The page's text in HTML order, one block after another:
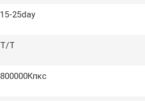
15-25day
T/T
800000Кпкс